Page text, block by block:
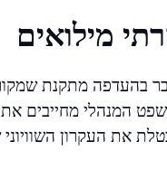
מילואים
בהעדפה מתקנת
המנהלי מחייבים
את העקרון